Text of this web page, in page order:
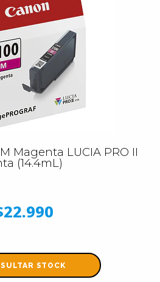
Magenta LUCIA PRO II
(14.4mL)
STOCK